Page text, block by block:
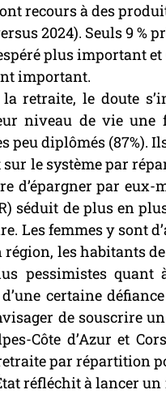
recours à des
2024). Seuls 9 %
plus important et
important.
retraite, le doute
niveau de vie une
peu diplômés (87%).
le système par
d’épargner par
séduit de plus en
Les femmes y sont
région, les habitants
pessimistes
certaine
de souscrire
Côte d’Azur et
par répartition
réfléchit à lancer